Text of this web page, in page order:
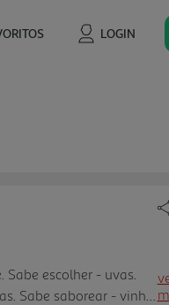
LOGIN
escolher - uvas.
Sabe saborear - vinho